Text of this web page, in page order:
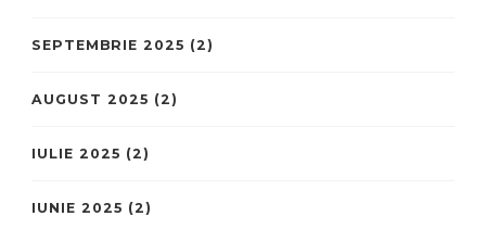
SEPTEMBRIE 2025 (2)
AUGUST 2025 (2)
IULIE 2025 (2)
IUNIE 2025 (2)